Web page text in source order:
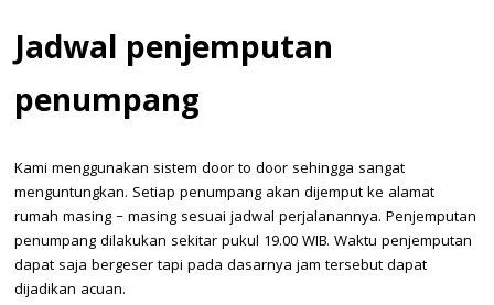
Jadwal penjemputan
penumpang
Kami menggunakan sistem door to door sehingga sangat
menguntungkan. Setiap penumpang akan dijemput ke alamat
rumah masing – masing sesuai jadwal perjalanannya. Penjemputan
penumpang dilakukan sekitar pukul 19.00 WIB. Waktu penjemputan
dapat saja bergeser tapi pada dasarnya jam tersebut dapat
dijadikan acuan.